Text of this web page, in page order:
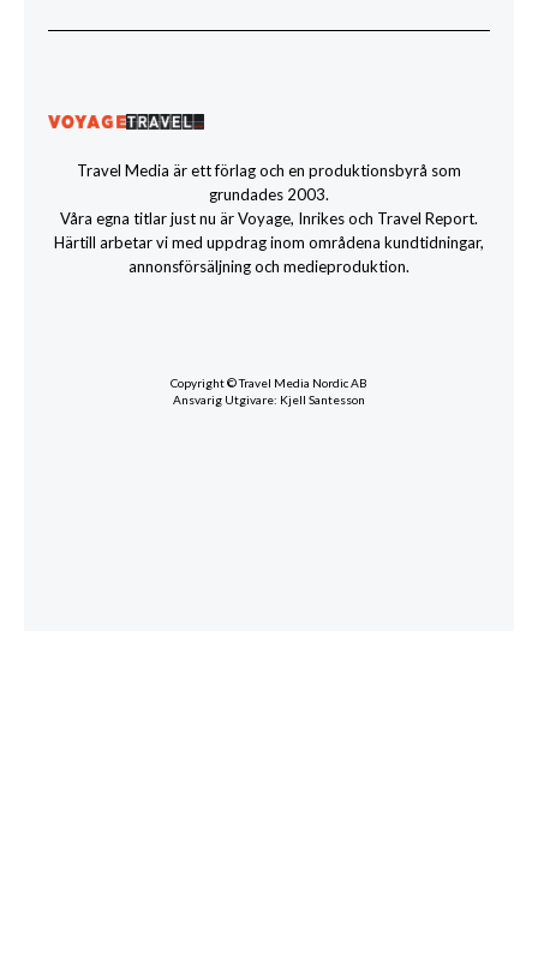
Travel Media är ett förlag och en produktionsbyrå som
grundades 2003.
Våra egna titlar just nu är Voyage, Inrikes och Travel Report.
Härtill arbetar vi med uppdrag inom områdena kundtidningar,
annonsförsäljning och medieproduktion.
Copyright © Travel Media Nordic AB
Ansvarig Utgivare: Kjell Santesson